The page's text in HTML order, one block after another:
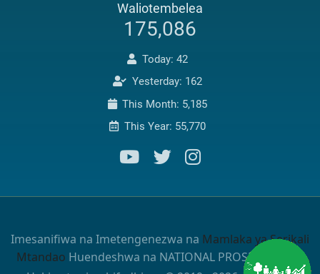
Waliotembelea
175,086
Today: 42
Yesterday: 162
This Month: 5,185
This Year: 55,770
Imesanifiwa na Imetengenezwa na Mamlaka ya Serikali
Mtandao Huendeshwa na NATIONAL PROSECUTIONS